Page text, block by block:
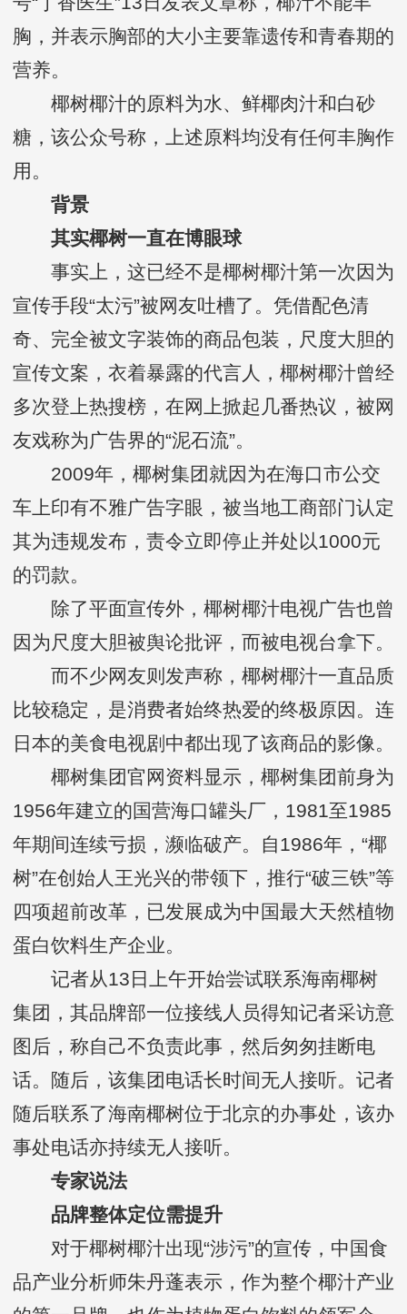
胸，并表示胸部的大小主要靠遗传和青春期的
营养。
椰树椰汁的原料为水、鲜椰肉汁和白砂
糖，该公众号称，上述原料均没有任何丰胸作
用。
背景
其实椰树一直在博眼球
事实上，这已经不是椰树椰汁第一次因为
宣传手段“太污”被网友吐槽了。凭借配色清
奇、完全被文字装饰的商品包装，尺度大胆的
宣传文案，衣着暴露的代言人，椰树椰汁曾经
多次登上热搜榜，在网上掀起几番热议，被网
友戏称为广告界的“泥石流”。
2009年，椰树集团就因为在海口市公交
车上印有不雅广告字眼，被当地工商部门认定
其为违规发布，责令立即停止并处以1000元
的罚款。
除了平面宣传外，椰树椰汁电视广告也曾
因为尺度大胆被舆论批评，而被电视台拿下。
而不少网友则发声称，椰树椰汁一直品质
比较稳定，是消费者始终热爱的终极原因。连
日本的美食电视剧中都出现了该商品的影像。
椰树集团官网资料显示，椰树集团前身为
1956年建立的国营海口罐头厂，1981至1985
年期间连续亏损，濒临破产。自1986年，“椰
树”在创始人王光兴的带领下，推行“破三铁”等
四项超前改革，已发展成为中国最大天然植物
蛋白饮料生产企业。
记者从13日上午开始尝试联系海南椰树
集团，其品牌部一位接线人员得知记者采访意
图后，称自己不负责此事，然后匆匆挂断电
话。随后，该集团电话长时间无人接听。记者
随后联系了海南椰树位于北京的办事处，该办
事处电话亦持续无人接听。
专家说法
品牌整体定位需提升
对于椰树椰汁出现“涉污”的宣传，中国食
品产业分析师朱丹蓬表示，作为整个椰汁产业